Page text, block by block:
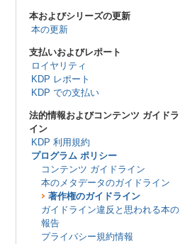
本およびシリーズの更新
本の更新
支払いおよびレポート
ロイヤリティ
KDP レポート
KDP での支払い
法的情報およびコンテンツ ガイドラ
イン
KDP 利用規約
プログラム ポリシー
コンテンツ ガイドライン
本のメタデータのガイドライン
著作権のガイドライン
ガイドライン違反と思われる本の
報告
プライバシー規約情報